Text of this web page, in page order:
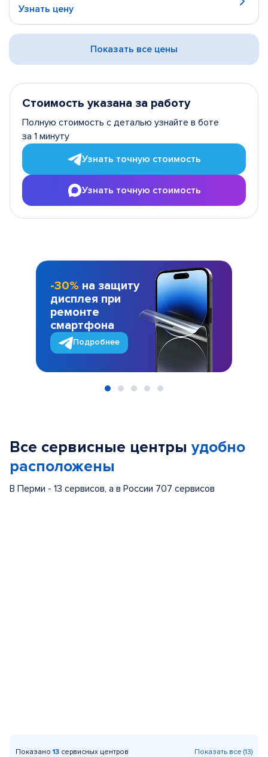
Узнать цену
Показать все цены
Стоимость указана за работу
Полную стоимость с деталью узнайте в боте
за 1 минуту
Узнать точную стоимость
Узнать точную стоимость
-30% на защиту
дисплея при
ремонте
смартфона
Подробнее
Все сервисные центры удобно
расположены
В Перми - 13 сервисов, а в России 707 сервисов
Показано 13 сервисных центров Показать все (13)